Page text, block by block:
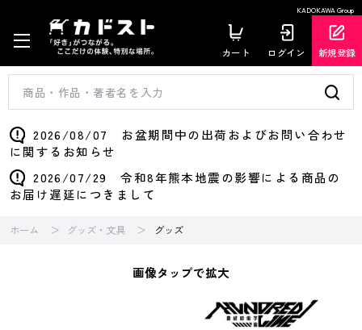
KADOKAWA Group
カート ログイン 新規登録
2026/08/07 お盆期間中の出荷およびお問い合わせ
に関するお知らせ
2026/07/29 令和8年熊本地震の影響による商品の
お届け遅延につきまして
ホーム グッズ・文具 グッズ
画像タップで拡大